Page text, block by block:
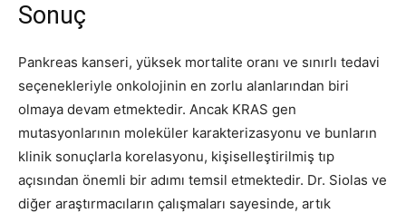
Sonuç
Pankreas kanseri, yüksek mortalite oranı ve sınırlı tedavi
seçenekleriyle onkolojinin en zorlu alanlarından biri
olmaya devam etmektedir. Ancak KRAS gen
mutasyonlarının moleküler karakterizasyonu ve bunların
klinik sonuçlarla korelasyonu, kişiselleştirilmiş tıp
açısından önemli bir adımı temsil etmektedir. Dr. Siolas ve
diğer araştırmacıların çalışmaları sayesinde, artık